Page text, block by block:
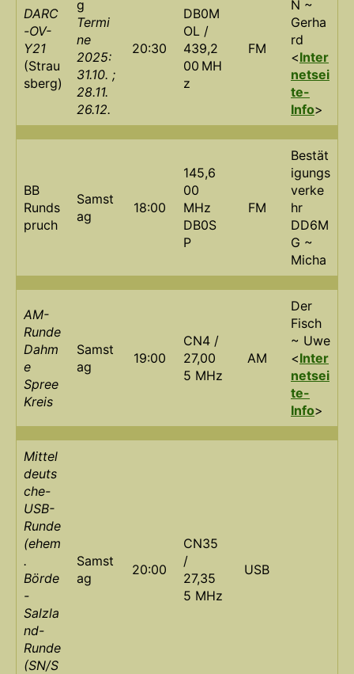
DARC
-OV-
Y21
(Strau
sberg)
g
Termi
ne
2025:
31.10. ;
28.11.
26.12.
20:30
DB0M
OL /
439,2
00 MH
z
FM
N ~
Gerha
rd
<Inter
netsei
te-
Info>
BB
Runds
pruch
Samst
ag
18:00
145,6
00
MHz
DB0S
P
FM
Bestät
igungs
verke
hr
DD6M
G ~
Micha
AM-
Runde
Dahm
e
Spree
Kreis
Samst
ag
19:00
CN4 /
27,00
5 MHz
AM
Der
Fisch
~ Uwe
<Inter
netsei
te-
Info>
Mittel
deuts
che-
USB-
Runde
(ehem
.
Börde
-
Salzla
nd-
Runde
(SN/S
Samst
ag
20:00
CN35
/
27,35
5 MHz
USB